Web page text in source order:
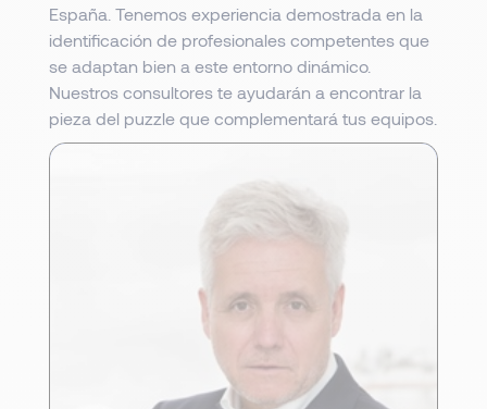
España. Tenemos experiencia demostrada en la
identificación de profesionales competentes que
se adaptan bien a este entorno dinámico.
Nuestros consultores te ayudarán a encontrar la
pieza del puzzle que complementará tus equipos.